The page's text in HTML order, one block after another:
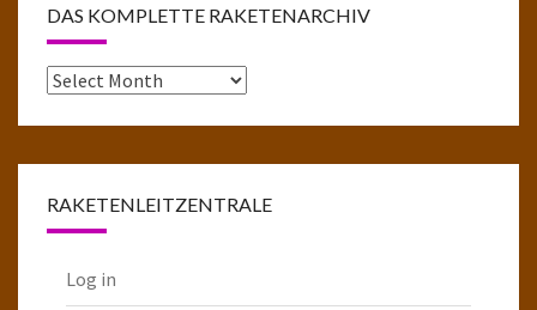
DAS KOMPLETTE RAKETENARCHIV
Das
RAKETENLEITZENTRALE
Log in